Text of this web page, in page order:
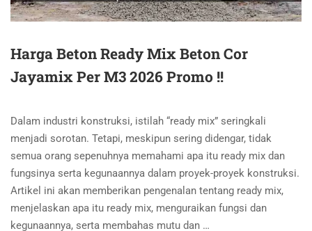
Harga Beton Ready Mix Beton Cor
Jayamix Per M3 2026 Promo !!
Dalam industri konstruksi, istilah “ready mix” seringkali
menjadi sorotan. Tetapi, meskipun sering didengar, tidak
semua orang sepenuhnya memahami apa itu ready mix dan
fungsinya serta kegunaannya dalam proyek-proyek konstruksi.
Artikel ini akan memberikan pengenalan tentang ready mix,
menjelaskan apa itu ready mix, menguraikan fungsi dan
kegunaannya, serta membahas mutu dan …